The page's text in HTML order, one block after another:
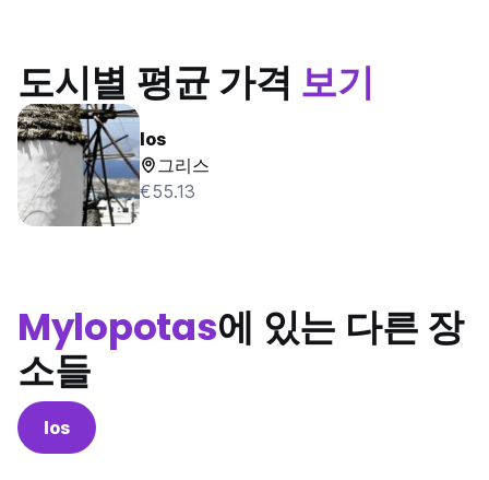
도시별 평균 가격 보기
Ios
그리스
€55.13
Mylopotas에 있는 다른 장
소들
Ios